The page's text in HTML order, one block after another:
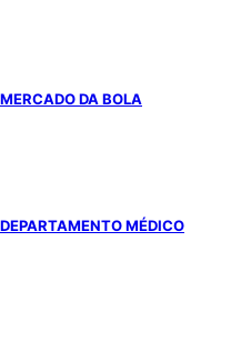
MERCADO DA BOLA
DEPARTAMENTO MÉDICO